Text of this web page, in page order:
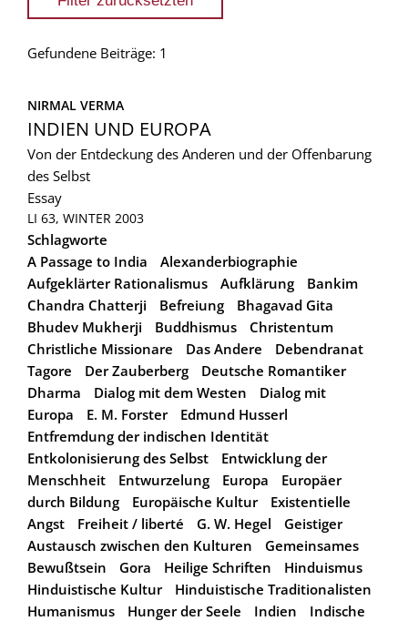
Gefundene Beiträge: 1
NIRMAL VERMA
INDIEN UND EUROPA
Von der Entdeckung des Anderen und der Offenbarung
des Selbst
Essay
LI 63, WINTER 2003
Schlagworte
A Passage to India
Alexanderbiographie
Aufgeklärter Rationalismus
Aufklärung
Bankim
Chandra Chatterji
Befreiung
Bhagavad Gita
Bhudev Mukherji
Buddhismus
Christentum
Christliche Missionare
Das Andere
Debendranat
Tagore
Der Zauberberg
Deutsche Romantiker
Dharma
Dialog mit dem Westen
Dialog mit
Europa
E. M. Forster
Edmund Husserl
Entfremdung der indischen Identität
Entkolonisierung des Selbst
Entwicklung der
Menschheit
Entwurzelung Europa
Europäer
durch Bildung
Europäische Kultur
Existentielle
Angst
Freiheit / liberté G. W. Hegel
Geistiger
Austausch zwischen den Kulturen
Gemeinsames
Bewußtsein
Gora Heilige Schriften
Hinduismus
Hinduistische Kultur
Hinduistische Traditionalisten
Humanismus
Hunger der Seele Indien
Indische